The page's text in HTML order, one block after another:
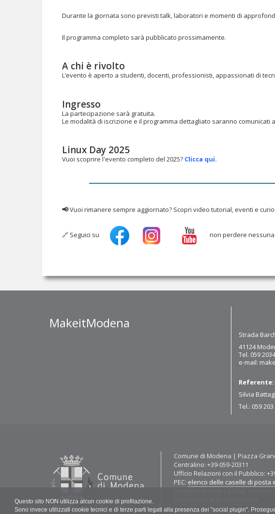
Questo sito NON utilizza alcun cookie di profilazione.
Sono invece utilizzati cookie tecnici e di terze parti legati alla presenza dei "social plugin".
Durante la giornata sono previsti talk, laboratori e momenti di
Il programma completo sarà pubblicato prossimamente.
A chi è rivolto
L’evento è aperto a studenti, docenti, professionisti, appassionati di
Ingresso
La partecipazione sarà gratuita.
Le modalità di iscrizione e il programma dettagliato saranno comunicati
Linux Day 2025
Vuoi scoprire l'evento completo del 2025? Clicca qui.
📢Vuoi rimanere sempre aggiornato? Scopri video tutorial, eventi e
🔗 Seguici su non perdere
MakeitModena
Strada
41124
Tel. 059
e-mail:
Referente:
Silvia
Tel.: 059 203
Contatti
Comune di Modena | Piazza
Centralino: +39-059-20311
Ufficio Relazioni con il Pubblico:
PEC: elenco delle caselle di posta